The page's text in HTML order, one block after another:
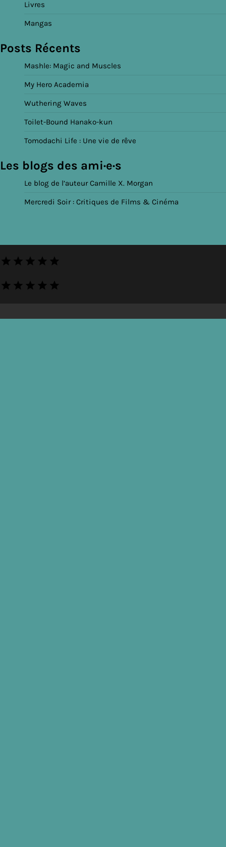
Livres
Mangas
Posts Récents
Mashle: Magic and Muscles
My Hero Academia
Wuthering Waves
Toilet-Bound Hanako-kun
Tomodachi Life : Une vie de rêve
Les blogs des ami·e·s
Le blog de l’auteur Camille X. Morgan
Mercredi Soir : Critiques de Films & Cinéma